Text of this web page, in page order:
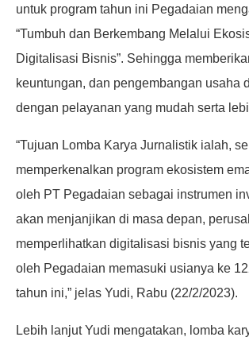
untuk program tahun ini Pegadaian
“Tumbuh dan Berkembang Melalui
Digitalisasi Bisnis”. Sehingga
keuntungan, dan pengembangan usaha
dengan pelayanan yang mudah serta
“Tujuan Lomba Karya Jurnalistik ialah,
memperkenalkan program ekosistem
oleh PT Pegadaian sebagai instrumen
akan menjanjikan di masa depan,
memperlihatkan digitalisasi bisnis yang
oleh Pegadaian memasuki usianya ke
tahun ini,” jelas Yudi, Rabu (22/2/2023).
Lebih lanjut Yudi mengatakan, lomba